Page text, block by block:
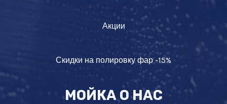
Акции
Скидки на полировку фар -15%
МОЙКА О НАС